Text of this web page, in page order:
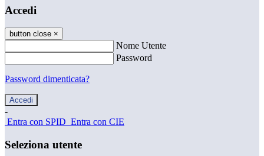
Accedi
button close ×
Nome Utente
Password
Password dimenticata?
-
Entra con SPID Entra con CIE
Seleziona utente